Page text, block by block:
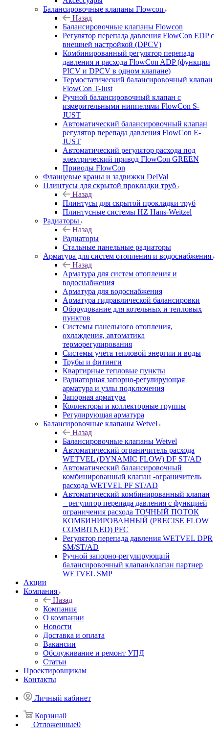
Балансировочные клапаны Flowcon
Назад
Балансировочные клапаны Flowcon
Регулятор перепада давления FlowСon EDP с
внешней настройкой (DPCV)
Комбинированный регулятор перепада
давления и расхода FlowСon ADP (функции
PICV и DPCV в одном клапане)
Термостатический балансировочный клапан
FlowСon T-Just
Ручной балансировочный клапан с
измерительными ниппелями FlowСon S-
JUST
Автоматический балансировочный клапан
регулятор перепада давления FlowСon E-
JUST
Автоматический регулятор расхода под
электрический привод FlowСon GREEN
Приводы FlowCon
Фланцевые краны и задвижки DelVal
Плинтусы для скрытой прокладки труб
Назад
Плинтусы для скрытой прокладки труб
Плинтусные системы HZ Hans-Weitzel
Радиаторы
Назад
Радиаторы
Стальные панельные радиаторы
Арматура для систем отопления и водоснабжения
Назад
Арматура для систем отопления и
водоснабжения
Арматура для водоснабжения
Арматура гидравлической балансировки
Оборудование для котельных и тепловых
пунктов
Системы панельного отопления,
охлаждения, автоматика
терморегулирования
Системы учета тепловой энергии и воды
Трубы и фитинги
Квартирные тепловые пункты
Радиаторная запорно-регулирующая
арматура и узлы подключения
Запорная арматура
Коллекторы и коллекторные группы
Регулирующая арматура
Балансировочные клапаны Wetvel
Назад
Балансировочные клапаны Wetvel
Автоматический ограничитель расхода
WETVEL (DYNAMIC FLOW) DF ST/AD
Автоматический балансировочный
комбинированный клапан -ограничитель
расхода WETVEL PF ST/AD
Автоматический комбинированный клапан
– регулятор перепада давления с функцией
ограничения расхода ТОЧНЫЙ ПОТОК
КОМБИНИРОВАННЫЙ (PRECISE FLOW
COMBIТNED) PFC
Регулятор перепада давления WETVEL DPR
SM/ST/AD
Ручной запорно-регулирующий
балансировочный клапан/клапан партнер
WETVEL SMP
Акции
Компания
Назад
Компания
О компании
Новости
Доставка и оплата
Вакансии
Обслуживание и ремонт УПД
Статьи
Проектировщикам
Контакты
Личный кабинет
Корзина0
Отложенные0